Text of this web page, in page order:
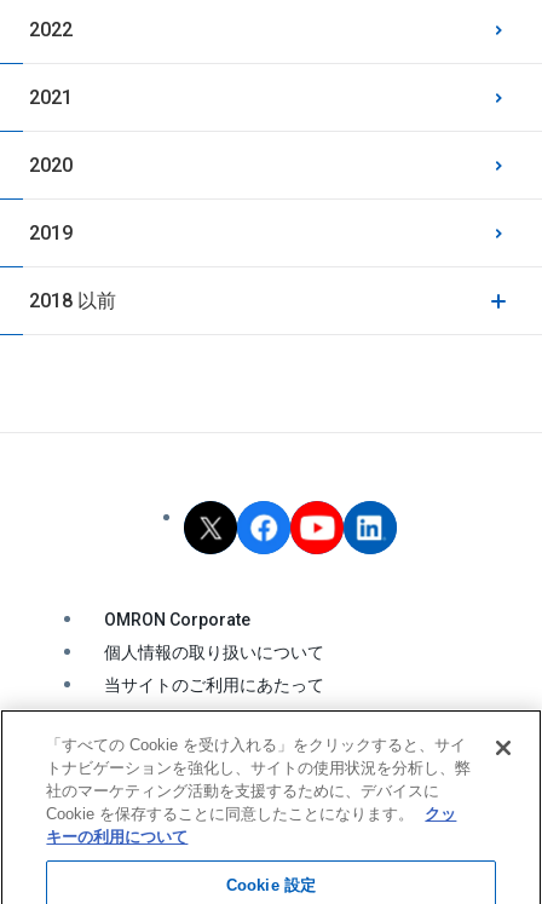
2022
2021
2020
2019
2018 以前
OMRON Corporate
個人情報の取り扱いについて
当サイトのご利用にあたって
クッキーの利用について
ソーシャルメディア公式アカウント運用ポリシー
ウェブアクセシビリティ方針
© OMRON Corporation All Rights Reserved.
「すべての Cookie を受け入れる」をクリックすると、サイ
トナビゲーションを強化し、サイトの使用状況を分析し、弊
社のマーケティング活動を支援するために、デバイスに
Cookie を保存することに同意したことになります。
クッ
キーの利用について
Cookie 設定